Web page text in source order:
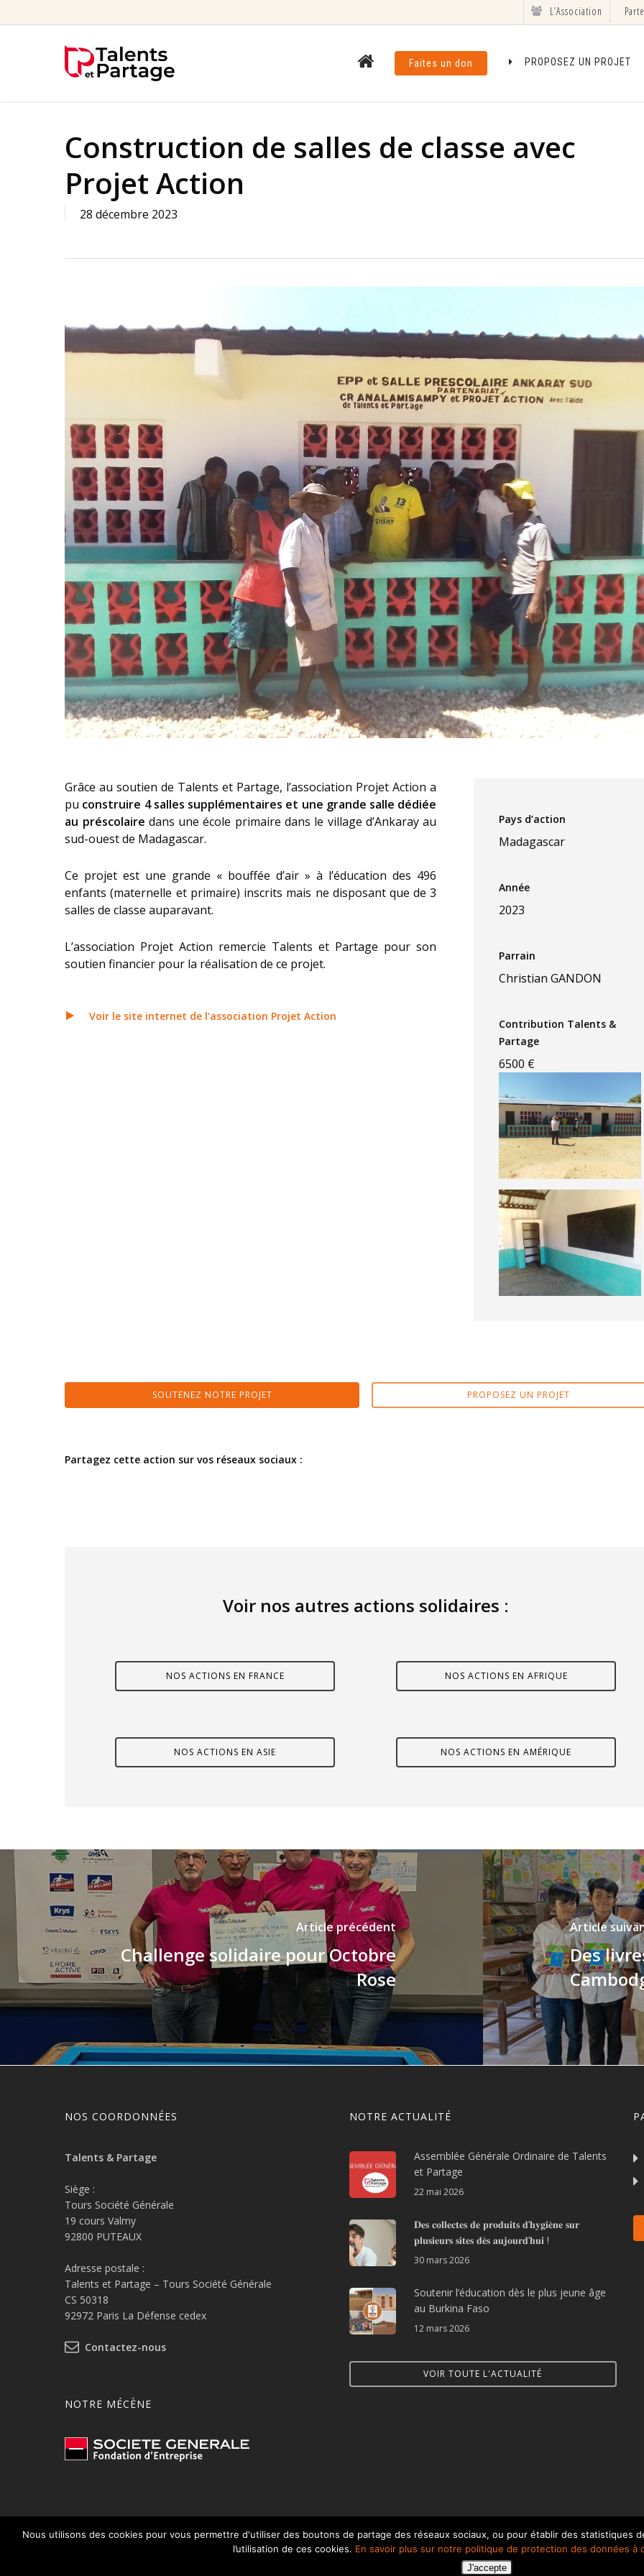
to
L’Association
Faites un don PROPOSEZ UN PROJET
Construction de salles de classe avec
Projet Action
28 décembre 2023
Grâce au soutien de Talents et Partage, l’association Projet Action a
pu construire 4 salles supplémentaires et une grande salle dédiée
au préscolaire dans une école primaire dans le village d’Ankaray au
sud-ouest de Madagascar.
Ce projet est une grande « bouffée d’air » à l’éducation des 496
enfants (maternelle et primaire) inscrits mais ne disposant que de 3
salles de classe auparavant.
L’association Projet Action remercie Talents et Partage pour son
soutien financier pour la réalisation de ce projet.
Voir le site internet de l’association Projet Action
Pays d’action
Madagascar
Année
2023
Parrain
Christian GANDON
Contribution Talents &
Partage
6500 €
SOUTENEZ NOTRE PROJET PROPOSEZ UN PROJET
Partagez cette action sur vos réseaux sociaux :
Voir nos autres actions solidaires :
NOS ACTIONS EN FRANCE NOS ACTIONS EN AFRIQUE
NOS ACTIONS EN ASIE NOS ACTIONS EN AMÉRIQUE
Article précédent
Challenge solidaire pour Octobre
Rose
Article
Des
NOS COORDONNÉES
Talents & Partage
Siège :
Tours Société Générale
19 cours Valmy
92800 PUTEAUX
Adresse postale :
Talents et Partage – Tours Société Générale
CS 50318
92972 Paris La Défense cedex
Contactez-nous
NOTRE MÉCÈNE
NOTRE ACTUALITÉ
Assemblée Générale Ordinaire de Talents
et Partage
22 mai 2026
𝐃𝐞𝐬 𝐜𝐨𝐥𝐥𝐞𝐜𝐭𝐞𝐬 𝐝𝐞 𝐩𝐫𝐨𝐝𝐮𝐢𝐭𝐬 𝐝’𝐡𝐲𝐠𝐢𝐞̀𝐧𝐞 𝐬𝐮𝐫
𝐩𝐥𝐮𝐬𝐢𝐞𝐮𝐫𝐬 𝐬𝐢𝐭𝐞𝐬 𝐝𝐞̀𝐬 𝐚𝐮𝐣𝐨𝐮𝐫𝐝’𝐡𝐮𝐢 !
30 mars 2026
Soutenir l’éducation dès le plus jeune âge
au Burkina Faso
12 mars 2026
VOIR TOUTE L'ACTUALITÉ
Mentions légales
Nous utilisons des cookies pour vous permettre d'utiliser des boutons de partage des réseaux sociaux, ou pour établir des statistiques
l’utilisation de ces cookies. En savoir plus sur notre politique de protection des données à
J'accepte